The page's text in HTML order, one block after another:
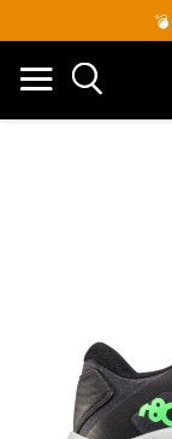
💣